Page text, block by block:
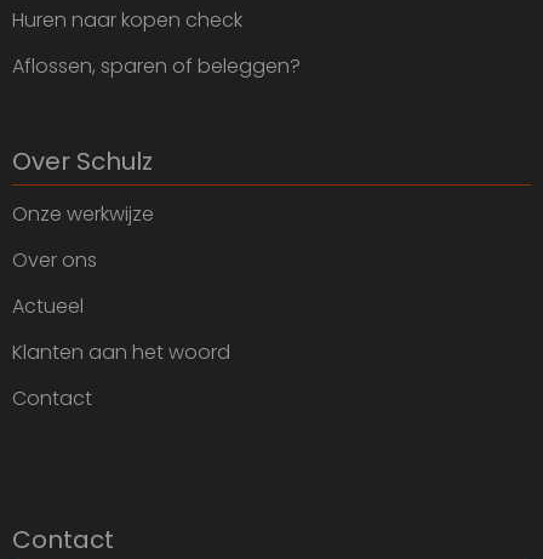
Huren naar kopen check
Aflossen, sparen of beleggen?
Over Schulz
Onze werkwijze
Over ons
Actueel
Klanten aan het woord
Contact
Contact